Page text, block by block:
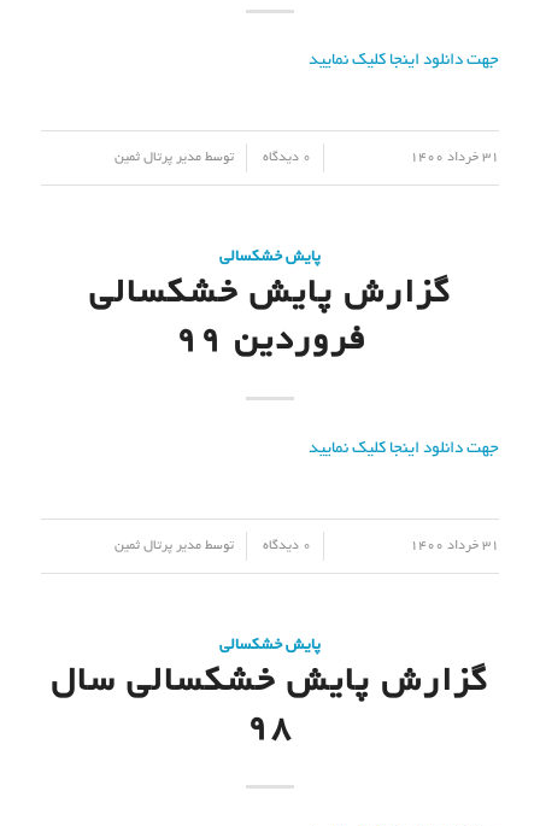
جهت دانلود اینجا کلیک نمایید
31 خرداد 1400 0 دیدگاه توسط مدیر پرتال ثمین
پایش خشکسالی
گزارش پایش خشکسالی
فروردین 99
جهت دانلود اینجا کلیک نمایید
31 خرداد 1400 0 دیدگاه توسط مدیر پرتال ثمین
پایش خشکسالی
گزارش پایش خشکسالی سال
98